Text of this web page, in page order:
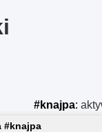
#knajpa: